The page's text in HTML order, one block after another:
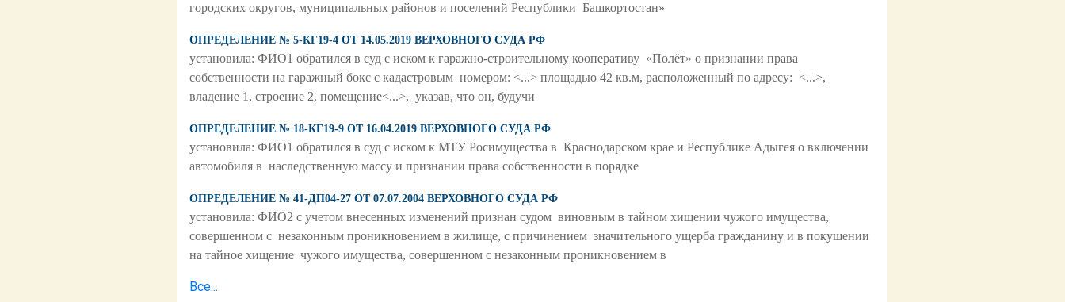
городских округов, муниципальных районов и поселений Республики Башкортостан»
ОПРЕДЕЛЕНИЕ № 5-КГ19-4 ОТ 14.05.2019 ВЕРХОВНОГО СУДА РФ
установила: ФИО1 обратился в суд с иском к гаражно-строительному кооперативу «Полёт» о признании права
собственности на гаражный бокс с кадастровым номером: <...> площадью 42 кв.м, расположенный по адресу: <...>,
владение 1, строение 2, помещение<...>, указав, что он, будучи
ОПРЕДЕЛЕНИЕ № 18-КГ19-9 ОТ 16.04.2019 ВЕРХОВНОГО СУДА РФ
установила: ФИО1 обратился в суд с иском к МТУ Росимущества в Краснодарском крае и Республике Адыгея о включении
автомобиля в наследственную массу и признании права собственности в порядке
ОПРЕДЕЛЕНИЕ № 41-ДП04-27 ОТ 07.07.2004 ВЕРХОВНОГО СУДА РФ
установила: ФИО2 с учетом внесенных изменений признан судом виновным в тайном хищении чужого имущества,
совершенном с незаконным проникновением в жилище, с причинением значительного ущерба гражданину и в покушении
на тайное хищение чужого имущества, совершенном с незаконным проникновением в
Все...